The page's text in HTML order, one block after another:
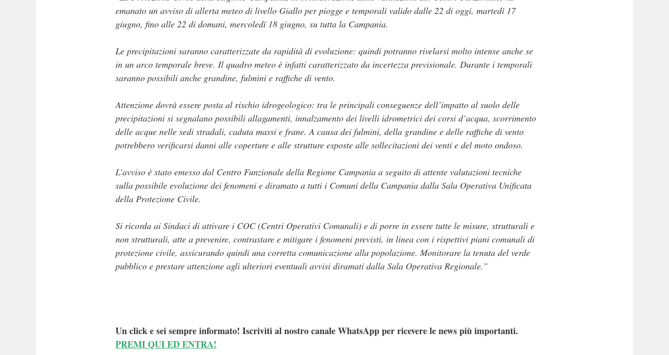
emanato un avviso di allerta meteo di livello Giallo per piogge e temporali valido dalle 22 di oggi, martedì 17
giugno, fino alle 22 di domani, mercoledì 18 giugno, su tutta la Campania.
Le precipitazioni saranno caratterizzate da rapidità di evoluzione: quindi potranno rivelarsi molto intense anche se
in un arco temporale breve. Il quadro meteo è infatti caratterizzato da incertezza previsionale. Durante i temporali
saranno possibili anche grandine, fulmini e raffiche di vento.
Attenzione dovrà essere posta al rischio idrogeologico: tra le principali conseguenze dell’impatto al suolo delle
precipitazioni si segnalano possibili allagamenti, innalzamento dei livelli idrometrici dei corsi d’acqua, scorrimento
delle acque nelle sedi stradali, caduta massi e frane. A causa dei fulmini, della grandine e delle raffiche di vento
potrebbero verificarsi danni alle coperture e alle strutture esposte alle sollecitazioni dei venti e del moto ondoso.
L’avviso è stato emesso dal Centro Funzionale della Regione Campania a seguito di attente valutazioni tecniche
sulla possibile evoluzione dei fenomeni e diramato a tutti i Comuni della Campania dalla Sala Operativa Unificata
della Protezione Civile.
Si ricorda ai Sindaci di attivare i COC (Centri Operativi Comunali) e di porre in essere tutte le misure, strutturali e
non strutturali, atte a prevenire, contrastare e mitigare i fenomeni previsti, in linea con i rispettivi piani comunali di
protezione civile, assicurando quindi una corretta comunicazione alla popolazione. Monitorare la tenuta del verde
pubblico e prestare attenzione agli ulteriori eventuali avvisi diramati dalla Sala Operativa Regionale.”
Un click e sei sempre informato! Iscriviti al nostro canale WhatsApp per ricevere le news più importanti.
PREMI QUI ED ENTRA!